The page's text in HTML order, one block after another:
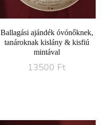
Ballagási ajándék óvónőknek,
tanároknak kislány & kisfiú
mintával
13500 Ft